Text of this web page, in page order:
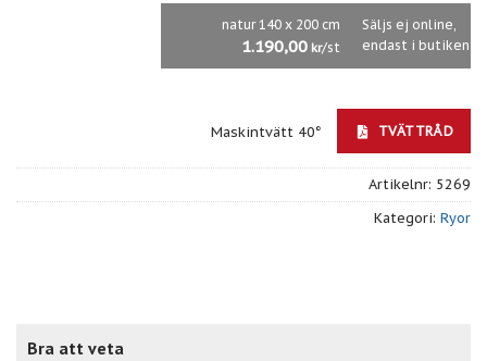
natur 140 x 200 cm
1.190,00 kr/st
Säljs ej online,
endast i butiken
Maskintvätt 40° TVÄTTRÅD
Artikelnr: 5269
Kategori: Ryor
Bra att veta